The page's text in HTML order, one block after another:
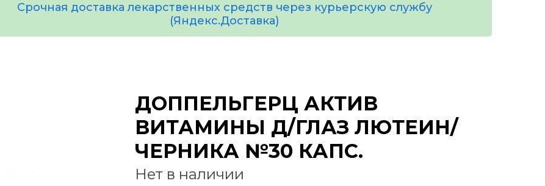
Срочная доставка лекарственных средств через курьерскую службу
(Яндекс.Доставка)
ДОППЕЛЬГЕРЦ АКТИВ
ВИТАМИНЫ Д/ГЛАЗ ЛЮТЕИН/
ЧЕРНИКА №30 КАПС.
Нет в наличии